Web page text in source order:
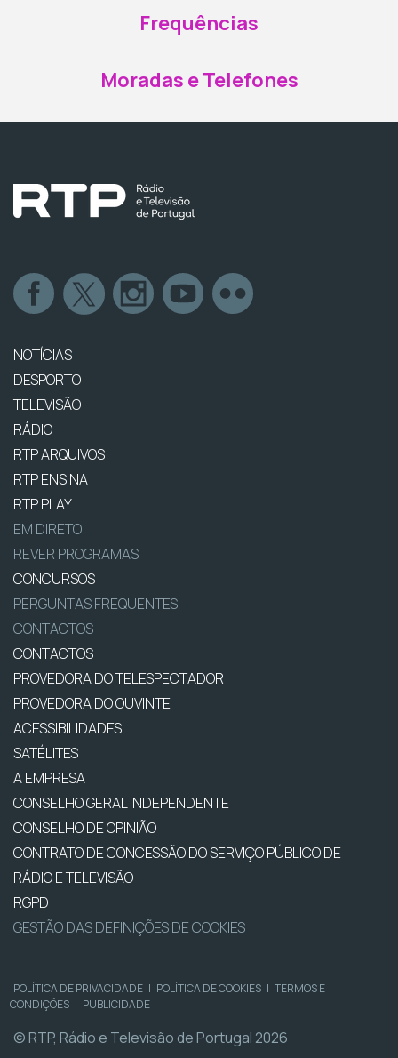
Frequências
Moradas e Telefones
NOTÍCIAS
DESPORTO
TELEVISÃO
RÁDIO
RTP ARQUIVOS
RTP ENSINA
RTP PLAY
EM DIRETO
REVER PROGRAMAS
CONCURSOS
PERGUNTAS FREQUENTES
CONTACTOS
CONTACTOS
PROVEDORA DO TELESPECTADOR
PROVEDORA DO OUVINTE
ACESSIBILIDADES
SATÉLITES
A EMPRESA
CONSELHO GERAL INDEPENDENTE
CONSELHO DE OPINIÃO
CONTRATO DE CONCESSÃO DO SERVIÇO PÚBLICO DE
RÁDIO E TELEVISÃO
RGPD
GESTÃO DAS DEFINIÇÕES DE COOKIES
POLÍTICA DE PRIVACIDADE | POLÍTICA DE COOKIES | TERMOS E
CONDIÇÕES | PUBLICIDADE
© RTP, Rádio e Televisão de Portugal 2026